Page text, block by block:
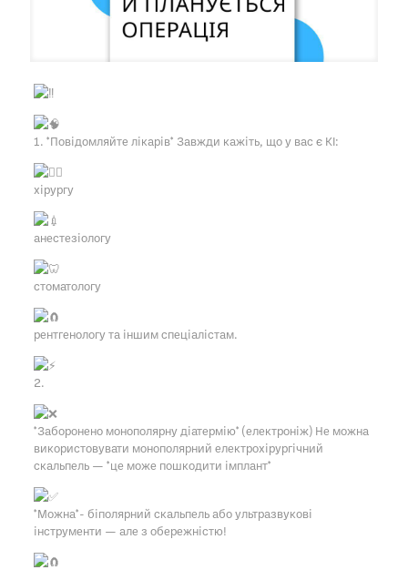
1. *Повідомляйте лікарів* Завжди кажіть, що у вас є КІ:
хірургу
анестезіологу
стоматологу
рентгенологу та іншим спеціалістам.
2.
*Заборонено монополярну діатермію* (електроніж) Не можна
використовувати монополярний електрохірургічний
скальпель — *це може пошкодити імплант*
*Можна*- біполярний скальпель або ультразвукові
інструменти — але з обережністю!